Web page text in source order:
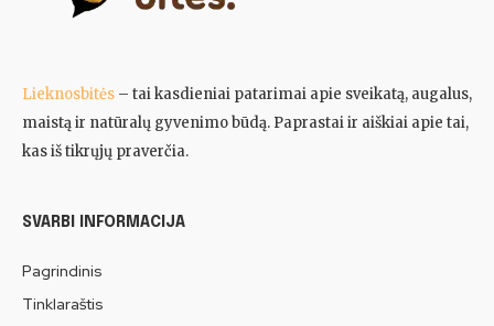
Lieknosbitės – tai kasdieniai patarimai apie sveikatą, augalus,
maistą ir natūralų gyvenimo būdą. Paprastai ir aiškiai apie tai,
kas iš tikrųjų praverčia.
SVARBI INFORMACIJA
Pagrindinis
Tinklaraštis